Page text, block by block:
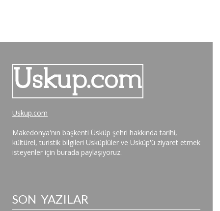
Uskup.com
Makedonya'nın başkenti Üsküp şehri hakkında tarihi,
kültürel, turistik bilgileri Üsküplüler ve Üsküp'ü ziyaret etmek
isteyenler için burada paylaşıyoruz.
SON YAZILAR